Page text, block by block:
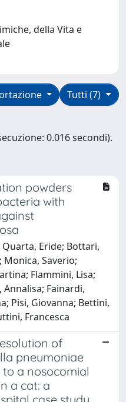
della Vita e
Tutti (7)
0.016 secondi).
powders
with
Quarta, Eride; Bottari,
Monica, Saverio;
Flammini, Lisa;
Fainardi,
Pisi, Giovanna; Bettini,
Francesca
of
pneumoniae
to a nosocomial
a cat: a